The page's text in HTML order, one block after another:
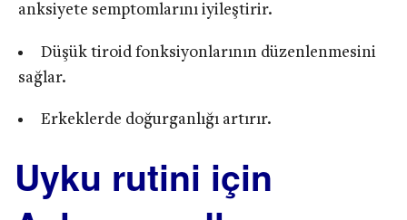
anksiyete semptomlarını iyileştirir.
Düşük tiroid fonksiyonlarının düzenlenmesini
sağlar.
Erkeklerde doğurganlığı artırır.
Uyku rutini için